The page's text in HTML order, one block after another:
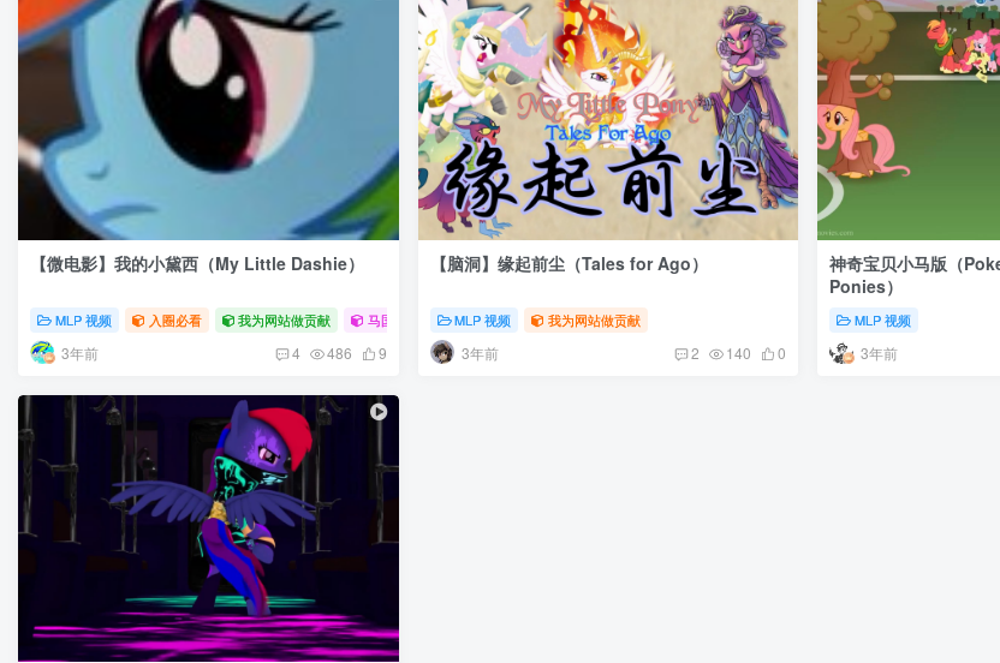
【微电影】我的小黛西（My Little Dashie）
MLP 视频 入圈必看 我为网站做贡献 马国记忆
3年前 4 486 9
【脑洞】缘起前尘（Tales for Ago）
MLP 视频 我为网站做贡献
3年前 2 140 0
神奇宝贝小马版（
Ponies）
MLP 视频
3年前